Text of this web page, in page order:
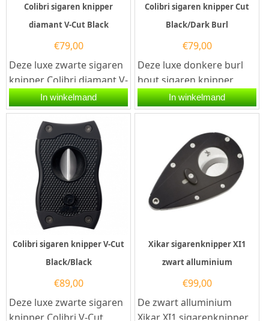
Colibri sigaren knipper
diamant V-Cut Black
€79,00
Deze luxe zwarte sigaren
knipper Colibri diamant V-
Cut Black heeft twee
snijmessen van roestvrij...
In winkelmand
Colibri sigaren knipper Cut
Black/Dark Burl
€79,00
Deze luxe donkere burl
hout sigaren knipper
Colibri Cut Blades is
voorzien van twee
In winkelmand
Colibri sigaren knipper V-Cut
Black/Black
€89,00
Deze luxe zwarte sigaren
knipper Colibri V-Cut
Xikar sigarenknipper XI1
zwart alluminium
€99,00
De zwart alluminium
Xikar XI1 sigarenknipper